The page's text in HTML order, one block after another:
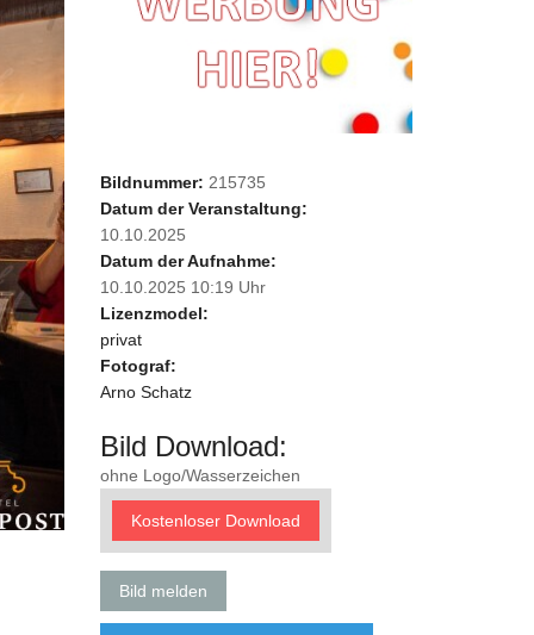
Bildnummer: 215735
Datum der Veranstaltung:
10.10.2025
Datum der Aufnahme:
10.10.2025 10:19 Uhr
Lizenzmodel:
privat
Fotograf:
Arno Schatz
Bild Download:
ohne Logo/Wasserzeichen
Kostenloser Download
Bild melden